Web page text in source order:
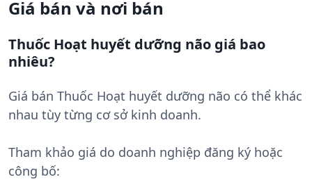
Giá bán và nơi bán
Thuốc Hoạt huyết dưỡng não giá bao
nhiêu?
Giá bán Thuốc Hoạt huyết dưỡng não có thể khác
nhau tùy từng cơ sở kinh doanh.
Tham khảo giá do doanh nghiệp đăng ký hoặc
công bố: